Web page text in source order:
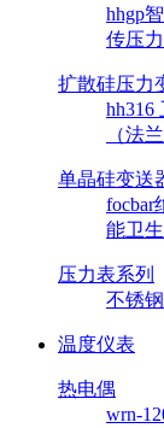
hhgp
传压
扩散硅压力
hh316
（法
单晶硅变送
focbar
能卫
压力表系列
不锈
温度仪表
热电偶
wrn-